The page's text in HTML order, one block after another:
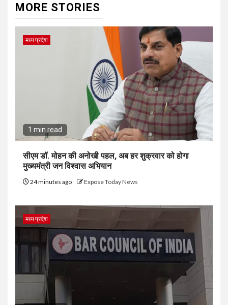
MORE STORIES
मध्य प्रदेश
1 min read
सीएम डॉ. मोहन की अनोखी पहल, अब हर शुक्रवार को होगा
मुख्यमंत्री जन विश्वास अभियान
24 minutes ago Expose Today News
मध्य प्रदेश